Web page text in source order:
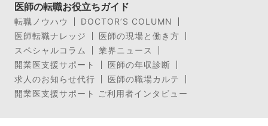
医師の転職お役立ちガイド
転職ノウハウ
DOCTOR’S COLUMN
医師転職ナレッジ
医師の現場と働き方
スペシャルコラム
業界ニュース
開業医支援サポート
医師の年収診断
求人のお知らせ代行
医師の職場カルテ
開業医支援サポート ご利用者インタビュー